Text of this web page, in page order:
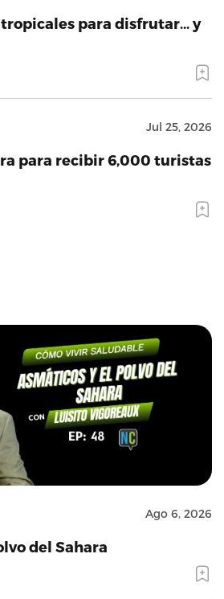
tropicales para disfrutar… y
Jul 25, 2026
para recibir 6,000 turistas
Ago 6, 2026
del Sahara